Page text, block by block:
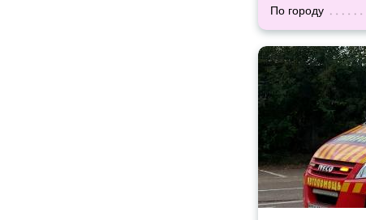
По городу